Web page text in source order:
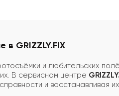
GRIZZLY.FIX
и любительских
В сервисном центре
и восстанавливая